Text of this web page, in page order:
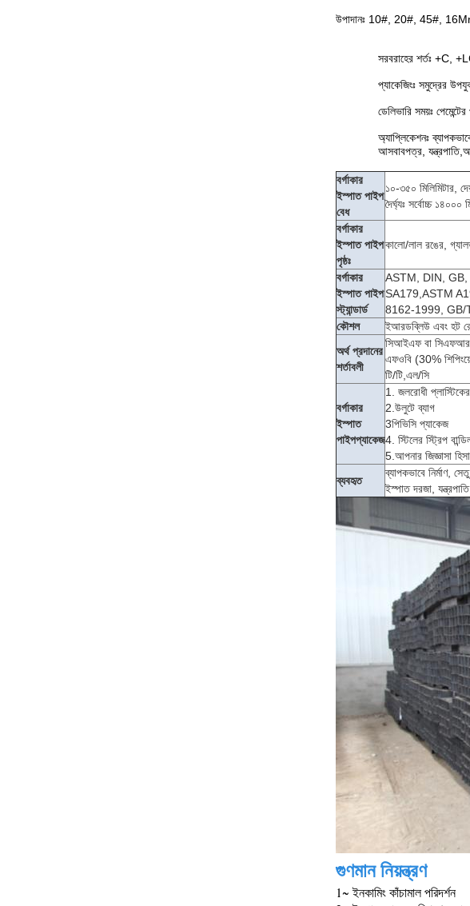
উপাদানঃ 10#, 20#, 45#,
সরবরাহের শর্তঃ +C,
প্যাকেজিংঃ সমুদ্রের
ডেলিভারি সময়ঃ
অ্যাপ্লিকেশনঃ
আসবাবপত্র,
বর্গাকার
ইস্পাত পাইপ
বেধ
১০-৩৫০ মিলিমিটার,
দৈর্ঘ্যঃ সর্বোচ্চ ১৪০০০
বর্গাকার
ইস্পাত পাইপ
পৃষ্ঠঃ
কালো/লাল রঙের,
বর্গাকার
ইস্পাত পাইপ
স্ট্যান্ডার্ড
ASTM, DIN,
SA179,ASTM
8162-1999, GB/
কৌশল
ইআরডব্লিউ এবং হট
অর্থ প্রদানের
শর্তাবলী
সিআইএফ বা সিএফআর
এফওবি (30%
টি/টি,এল/সি
বর্গাকার
ইস্পাত
পাইপপ্যাকেজ
1. জলরোধী
2.উলুটে ব্যাগ
3পিভিসি প্যাকেজ
4. স্টিলের স্ট্রিপ
5.আপনার জিজ্ঞাসা
ব্যবহৃত
ব্যাপকভাবে নির্মাণ,
ইস্পাত দরজা,
গুণমান নিয়ন্ত্রণ
1~ ইনকামিং কাঁচামাল পরিদর্শন